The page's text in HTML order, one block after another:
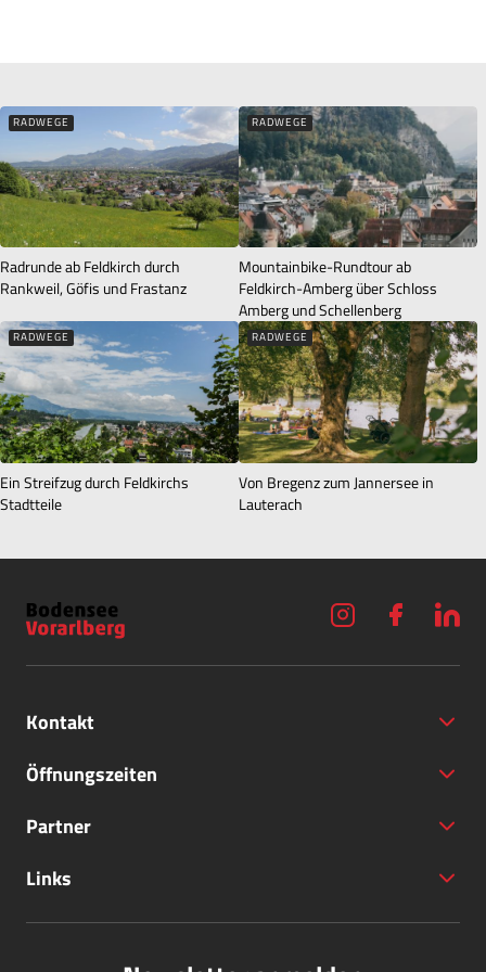
Richtung Springhalde!)
km 14,0: Gasthaus Schiheim Schuttannen und
Berggasthof Schuttannen. Ab dem Berggasthof
Schuttannen auf der öffentli-chen Straße talwärts
Richtung Ausgangspunkt. Auf Höhe Kreiersalp kann auch
links über den Forstweg „Weisstannen“ und in weiterer
Folge über die Auenstraße Richtung Emsreute auf die
Reutestraße abgebogen werden.
km 17,5: Links abbiegen oder geradeaus fahren. Beide
Wege führen zur Reutestraße. Links abbiegen und der
Straße entlang abwärts fahren bis bis zum Ausganspunkt.
km 20,1: Schlossplatz Hohenems
RADWEGE
Radrunde ab Feldkirch durch
Rankweil, Göfis und Frastanz
RADWEGE
Mountainbike-Rundtour ab
Feldkirch-Amberg über Schloss
Amberg und Schellenberg
RADWEGE
Ein Streifzug durch Feldkirchs
Stadtteile
RADWEGE
Von Bregenz zum Jannersee in
Lauterach
Kontakt
+43 (5572) 40797
Öffnungszeiten
Partner
Links